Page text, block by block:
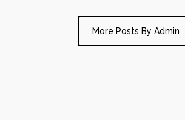
More Posts By Admin